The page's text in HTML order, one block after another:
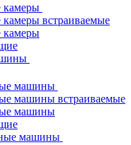
камеры
встраиваемые
камеры
машины
машины встраиваемые
машины
машины